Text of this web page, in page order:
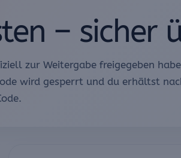
– sicher
zur Weitergabe freigegeben
wird gesperrt und du erhältst